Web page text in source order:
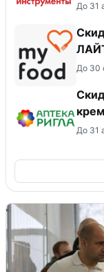
До 31
До 30
До 31